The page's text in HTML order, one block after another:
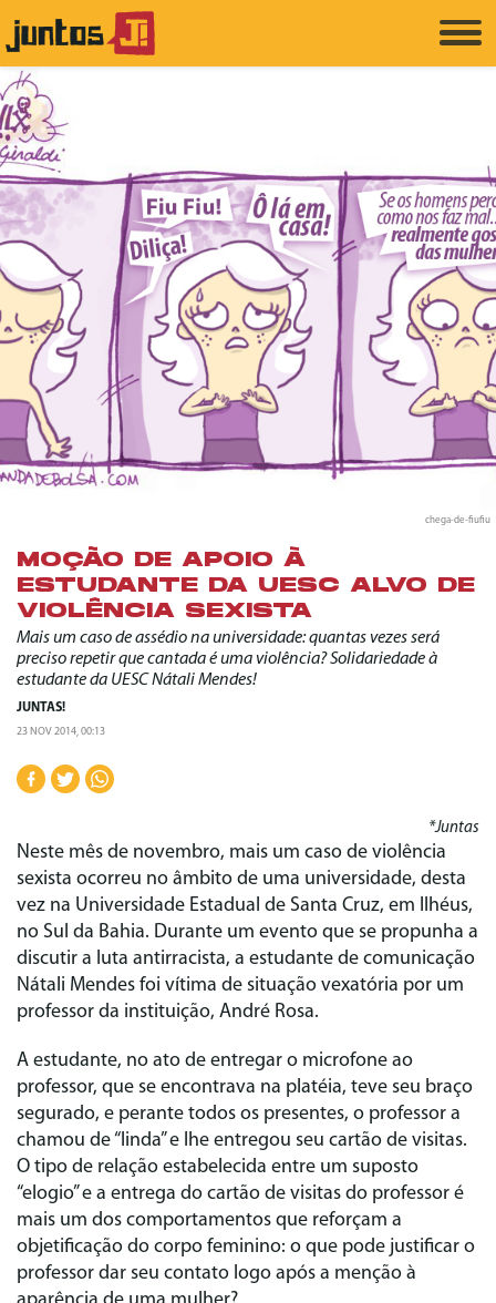
chega-de-fiufiu
MOÇÃO DE APOIO À
ESTUDANTE DA UESC ALVO DE
VIOLÊNCIA SEXISTA
Mais um caso de assédio na universidade: quantas vezes será
preciso repetir que cantada é uma violência? Solidariedade à
estudante da UESC Nátali Mendes!
JUNTAS!
23 NOV 2014, 00:13
*Juntas
Neste mês de novembro, mais um caso de violência
sexista ocorreu no âmbito de uma universidade, desta
vez na Universidade Estadual de Santa Cruz, em Ilhéus,
no Sul da Bahia. Durante um evento que se propunha a
discutir a luta antirracista, a estudante de comunicação
Nátali Mendes foi vítima de situação vexatória por um
professor da instituição, André Rosa.
A estudante, no ato de entregar o microfone ao
professor, que se encontrava na platéia, teve seu braço
segurado, e perante todos os presentes, o professor a
chamou de “linda” e lhe entregou seu cartão de visitas.
O tipo de relação estabelecida entre um suposto
“elogio” e a entrega do cartão de visitas do professor é
mais um dos comportamentos que reforçam a
objetificação do corpo feminino: o que pode justificar o
professor dar seu contato logo após a menção à